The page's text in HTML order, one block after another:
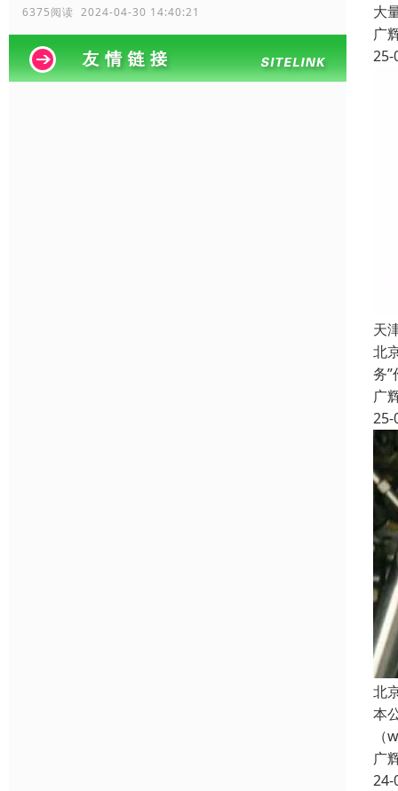
6375阅读 2024-04-30 14:40:21
大
广
25-
天
北
务
广
25-
北
本
广
24-